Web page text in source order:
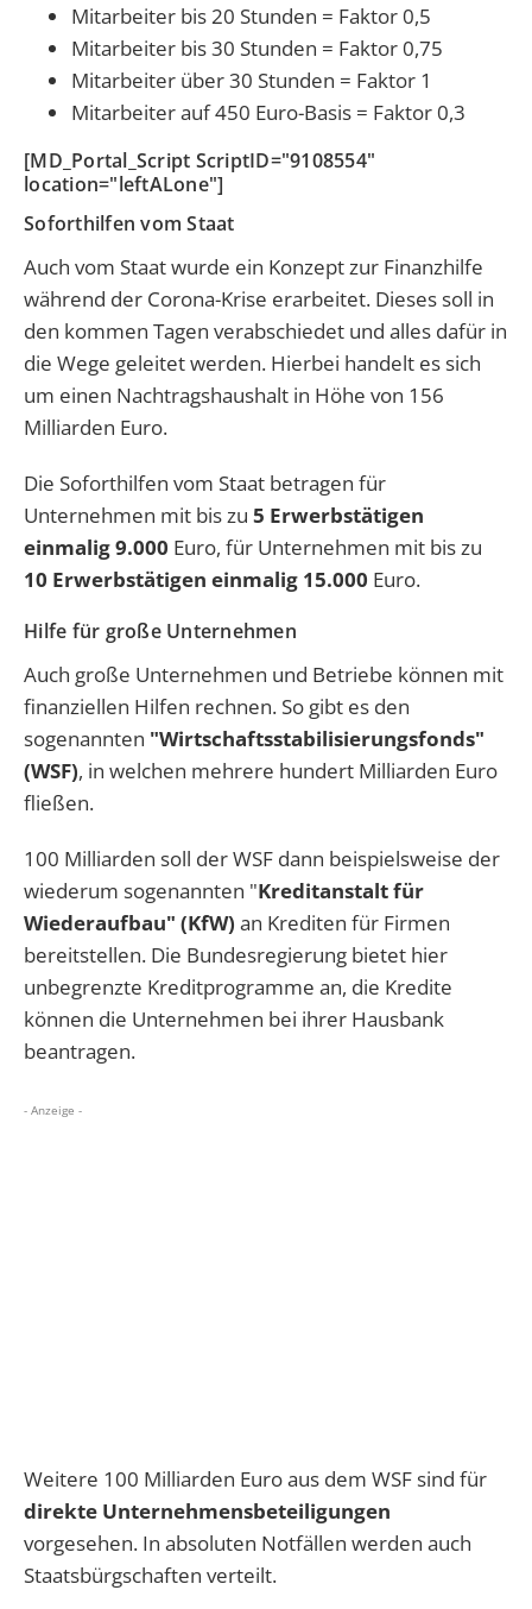
Mitarbeiter bis 20 Stunden = Faktor 0,5
Mitarbeiter bis 30 Stunden = Faktor 0,75
Mitarbeiter über 30 Stunden = Faktor 1
Mitarbeiter auf 450 Euro-Basis = Faktor 0,3
[MD_Portal_Script ScriptID="9108554"
location="leftALone"]
Soforthilfen vom Staat
Auch vom Staat wurde ein Konzept zur Finanzhilfe
während der Corona-Krise erarbeitet. Dieses soll in
den kommen Tagen verabschiedet und alles dafür in
die Wege geleitet werden. Hierbei handelt es sich
um einen Nachtragshaushalt in Höhe von 156
Milliarden Euro.
Die Soforthilfen vom Staat betragen für
Unternehmen mit bis zu 5 Erwerbstätigen
einmalig 9.000 Euro, für Unternehmen mit bis zu
10 Erwerbstätigen einmalig 15.000 Euro.
Hilfe für große Unternehmen
Auch große Unternehmen und Betriebe können mit
finanziellen Hilfen rechnen. So gibt es den
sogenannten "Wirtschaftsstabilisierungsfonds"
(WSF), in welchen mehrere hundert Milliarden Euro
fließen.
100 Milliarden soll der WSF dann beispielsweise der
wiederum sogenannten "Kreditanstalt für
Wiederaufbau" (KfW) an Krediten für Firmen
bereitstellen. Die Bundesregierung bietet hier
unbegrenzte Kreditprogramme an, die Kredite
können die Unternehmen bei ihrer Hausbank
beantragen.
- Anzeige -
Weitere 100 Milliarden Euro aus dem WSF sind für
direkte Unternehmensbeteiligungen
vorgesehen. In absoluten Notfällen werden auch
Staatsbürgschaften verteilt.